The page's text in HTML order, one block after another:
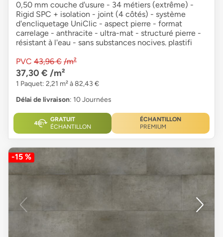
0,50 mm couche d'usure - 34 métiers (extrême) -
Rigid SPC + isolation - joint (4 côtés) - système
d'encliquetage UniClic - aspect pierre - format
carrelage - anthracite - ultra-mat - structuré pierre -
résistant à l'eau - sans substances nocives. plastifi
PVC 43,96 € /m²
37,30 € /m²
1 Paquet: 2,21 m² à 82,43 €
Délai de livraison: 10 Journées
GRATUIT
ÉCHANTILLON
ÉCHANTILLON
PREMIUM
-15 %